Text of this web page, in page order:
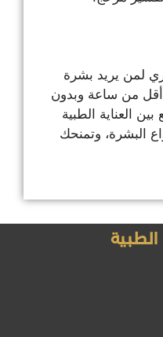
لمن يريد بشرة
من ساعة وبدون
العناية الطبية
البشرة، وتمنحك